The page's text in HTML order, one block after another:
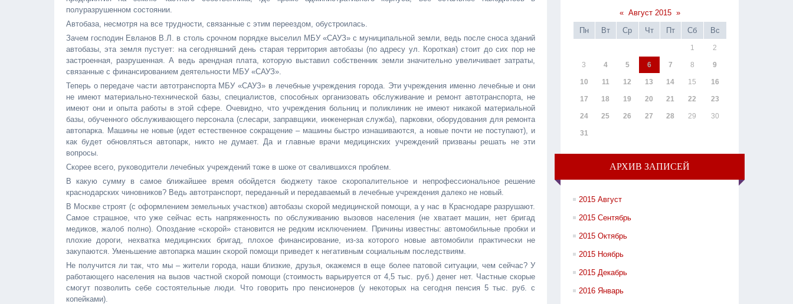
полуразрушенном состоянии.
Автобаза, несмотря на все трудности, связанные с этим переездом, обустроилась.
Зачем господин Евланов В.Л. в столь срочном порядке выселил МБУ «САУЗ» с муниципальной земли, ведь после сноса зданий
автобазы, эта земля пустует: на сегодняшний день старая территория автобазы (по адресу ул. Короткая) стоит до сих пор не
застроенная, разрушенная. А ведь арендная плата, которую выставил собственник земли значительно увеличивает затраты,
связанные с финансированием деятельности МБУ «САУЗ».
Теперь о передаче части автотранспорта МБУ «САУЗ» в лечебные учреждения города. Эти учреждения именно лечебные и они
не имеют материально-технической базы, специалистов, способных организовать обслуживание и ремонт автотранспорта, не
имеют они и опыта работы в этой сфере. Очевидно, что учреждения больниц и поликлиник не имеют никакой материальной
базы, обученного обслуживающего персонала (слесари, заправщики, инженерная служба), парковки, оборудования для ремонта
автопарка. Машины не новые (идет естественное сокращение – машины быстро изнашиваются, а новые почти не поступают), и
как будет обновляться автопарк, никто не думает. Да и главные врачи медицинских учреждений призваны решать не эти
вопросы.
Скорее всего, руководители лечебных учреждений тоже в шоке от свалившихся проблем.
В какую сумму в самое ближайшее время обойдется бюджету такое скоропалительное и непрофессиональное решение
краснодарских чиновников? Ведь автотранспорт, переданный и передаваемый в лечебные учреждения далеко не новый.
В Москве строят (с оформлением земельных участков) автобазы скорой медицинской помощи, а у нас в Краснодаре разрушают.
Самое страшное, что уже сейчас есть напряженность по обслуживанию вызовов населения (не хватает машин, нет бригад
медиков, жалоб полно). Опоздание «скорой» становится не редким исключением. Причины известны: автомобильные пробки и
плохие дороги, нехватка медицинских бригад, плохое финансирование, из-за которого новые автомобили практически не
закупаются. Уменьшение автопарка машин скорой помощи приведет к негативным социальным последствиям.
Не получится ли так, что мы – жители города, наши близкие, друзья, окажемся в еще более патовой ситуации, чем сейчас? У
работающего населения на вызов частной скорой помощи (стоимость варьируется от 4,5 тыс. руб.) денег нет. Частные скорые
смогут позволить себе состоятельные люди. Что говорить про пенсионеров (у некоторых на сегодня пенсия 5 тыс. руб. с
копейками).
« Август 2015 »
Пн
Вт Ср Чт Пт Сб Вс
1 2
3 4 5 6 7 8 9
10 11 12 13 14 15 16
17 18 19 20 21 22 23
24 25 26 27 28 29 30
31
АРХИВ ЗАПИСЕЙ
2015 Август
2015 Сентябрь
2015 Октябрь
2015 Ноябрь
2015 Декабрь
2016 Январь